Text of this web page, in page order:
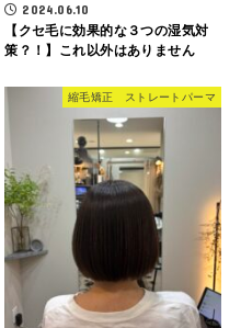
2024.06.10
【クセ毛に効果的な３つの湿気対
策？！】これ以外はありません
縮毛矯正 ストレートパーマ